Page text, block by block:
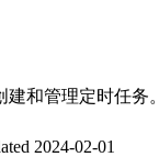
和管理定时任务。
2024-02-01